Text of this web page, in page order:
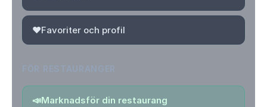
❤️Favoriter och profil
📣Marknadsför din restaurang